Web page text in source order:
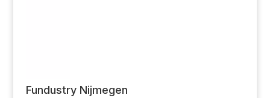
Fundustry Nijmegen